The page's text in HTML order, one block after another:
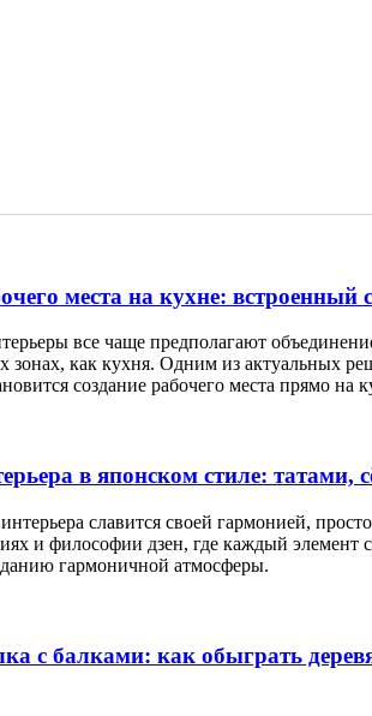
места на кухне: встроенный
все чаще предполагают
зонах, как кухня. Одним из актуальных
создание рабочего места прямо на
в японском стиле: татами,
славится своей гармонией,
и философии дзен, где каждый элемент
гармоничной атмосферы.
с балками: как обыграть